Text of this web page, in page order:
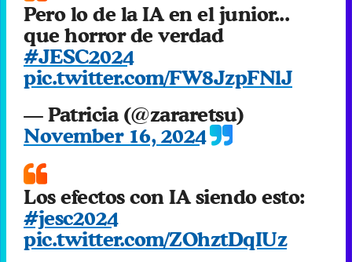
Pero lo de la IA en el junior...
que horror de verdad
#JESC2024
pic.twitter.com/FW8JzpFNlJ
— Patricia (@zararetsu)
November 16, 2024
Los efectos con IA siendo esto:
#jesc2024
pic.twitter.com/ZOhztDqIUz